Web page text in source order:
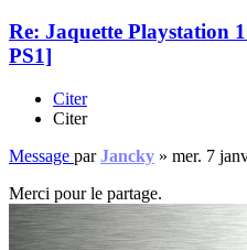
Re: Jaquette Playstation
PS1]
Citer
Citer
Message parJancky » mer. 7
Merci pour le partage.